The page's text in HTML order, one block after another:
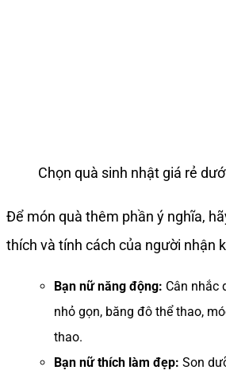
Chọn quà sinh nhật giá rẻ
Để món quà thêm phần ý nghĩa,
thích và tính cách của người nhận
Bạn nữ năng động: Cân nhắc
nhỏ gọn, băng đô thể thao,
thao.
Bạn nữ thích làm đẹp: Son